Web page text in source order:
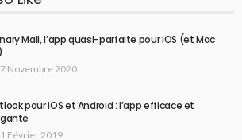
Mail, l’app quasi-parfaite pour iOS (et Mac
Novembre 2020
pour iOS et Android : l’app efficace et
Février 2019